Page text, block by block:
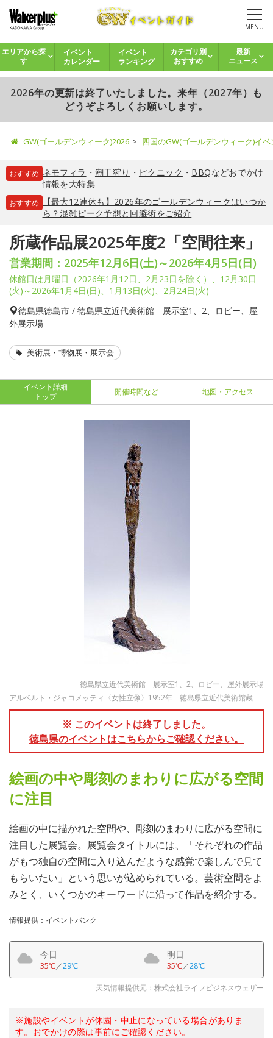
MENU
エリアから探
す
イベント
カレンダー
イベント
ランキング
カテゴリ別
おすすめ
最新
ニュース
2026年の更新は終了いたしました。来年（2027年）も
どうぞよろしくお願いします。
GW(ゴールデンウィーク)2026 四国のGW(ゴールデンウィーク)イ
おすすめ ネモフィラ ・ 潮干狩り ・ ピクニック ・ BBQなどおでかけ
情報を大特集
おすすめ
【最大12連休も】2026年のゴールデンウィークはいつか
ら？混雑ピーク予想と回避術をご紹介
所蔵作品展2025年度2「空間往来」
営業期間：2025年12月6日(土)～2026年4月5日(日)
休館日は月曜日（2026年1月12日、2月23日を除く）、12月30日
(火)～2026年1月4日(日)、1月13日(火)、2月24日(火)
徳島県徳島市 / 徳島県立近代美術館 展示室1、2、ロビー、屋
外展示場
美術展・博物展・展示会
イベント詳細
トップ
開催時間など 地図・アクセス
徳島県立近代美術館 展示室1、2、ロビー、屋外展示場
アルベルト・ジャコメッティ〈女性立像〉1952年 徳島県立近代美術館蔵
※ このイベントは終了しました。
徳島県のイベントはこちらからご確認ください。
絵画の中や彫刻のまわりに広がる空間
に注目
絵画の中に描かれた空間や、彫刻のまわりに広がる空間に
注目した展覧会。展覧会タイトルには、「それぞれの作品
がもつ独自の空間に入り込んだような感覚で楽しんで見て
もらいたい」という思いが込められている。芸術空間をよ
みとく、いくつかのキーワードに沿って作品を紹介する。
情報提供：イベントバンク
今日
35℃／29℃
明日
35℃／28℃
天気情報提供元：株式会社ライフビジネスウェザー
※施設やイベントが休園・中止になっている場合がありま
す。おでかけの際は事前にご確認ください。